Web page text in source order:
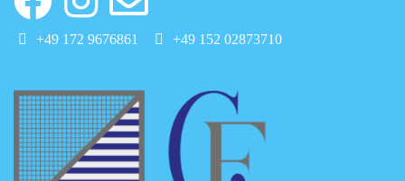
+49 172 9676861 +49 152 02873710